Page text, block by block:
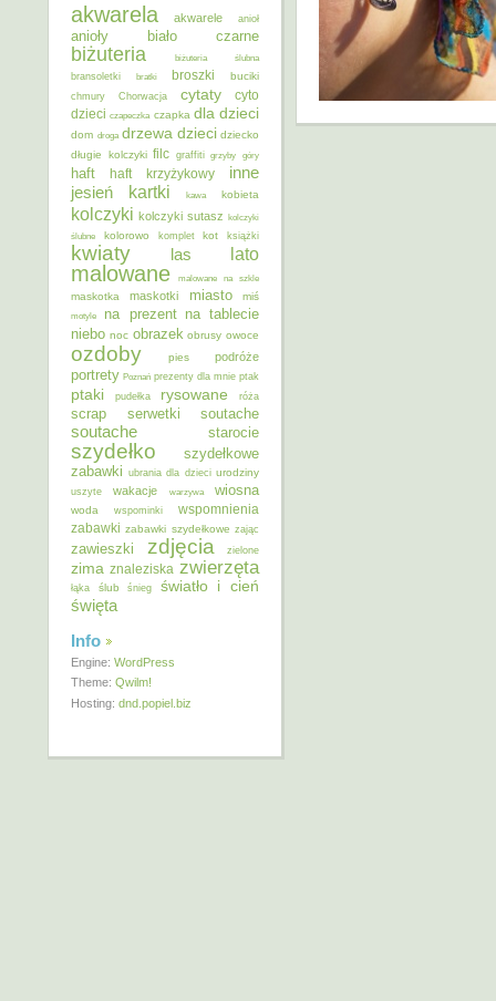
akwarela akwarele anioł
anioły biało czarne
biżuteria
biżuteria ślubna
bransoletki
bratki broszki buciki
chmury Chorwacja cytaty
cyto
dzieci czapeczka czapka dla dzieci
dom droga drzewa dzieci dziecko
długie kolczyki filc graffiti grzyby góry
haft haft krzyżykowy inne
jesień kartki kawa kobieta
kolczyki kolczyki sutasz kolczyki
ślubne
kolorowo komplet kot książki
kwiaty las lato
malowane malowane na szkle
maskotka maskotki miasto miś
motyle na prezent na tablecie
niebo noc obrazek obrusy owoce
ozdoby pies podróże
portrety Poznań prezenty dla mnie ptak
ptaki pudełka rysowane róża
scrap serwetki soutache
soutache starocie
szydełko
szydełkowe
zabawki ubrania dla dzieci urodziny
uszyte wakacje warzywa wiosna
woda wspominki
wspomnienia
zabawki zabawki szydełkowe zając
zawieszki zdjęcia zielone
zima znaleziska zwierzęta
łąka ślub śnieg światło i cień
święta
Info
Engine: WordPress
Theme: Qwilm!
Hosting: dnd.popiel.biz